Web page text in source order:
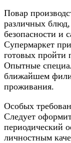
Повар
различных
безопасности и
Супермаркет
готовых пройти
Опытные
ближайшем
проживания.
Особых
Следует
периодический
личностным